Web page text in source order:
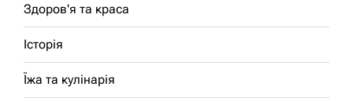
Здоров'я та краса
Історія
Їжа та кулінарія